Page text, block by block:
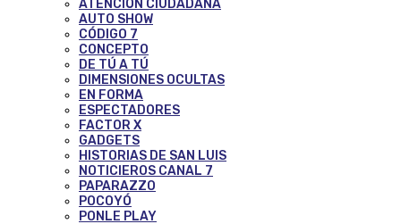
ATENCIÓN CIUDADANA
AUTO SHOW
CÓDIGO 7
CONCEPTO
DE TÚ A TÚ
DIMENSIONES OCULTAS
EN FORMA
ESPECTADORES
FACTOR X
GADGETS
HISTORIAS DE SAN LUIS
NOTICIEROS CANAL 7
PAPARAZZO
POCOYÓ
PONLE PLAY